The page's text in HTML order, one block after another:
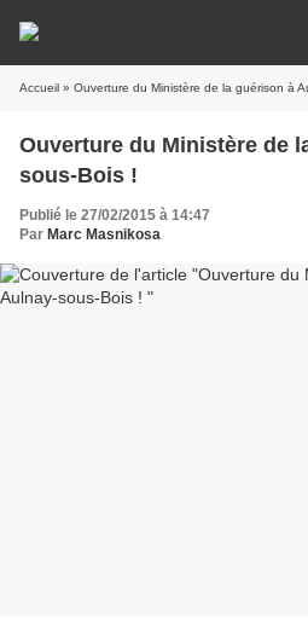
Accueil » Ouverture du Ministère de la guérison à
Ouverture du Ministère de
sous-Bois !
Publié le 27/02/2015 à 14:47
Par Marc Masnikosa